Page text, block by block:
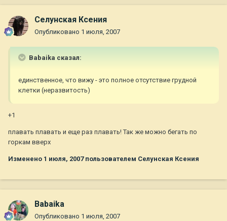
Селунская Ксения
Опубликовано 1 июля, 2007
Babaika сказал:
единственное, что вижу - это полное отсутствие грудной
клетки (неразвитость)
+1
плавать плавать и еще раз плавать! Так же можно бегать по
горкам вверх
Изменено 1 июля, 2007пользователем Селунская Ксения
Babaika
Опубликовано 1 июля, 2007